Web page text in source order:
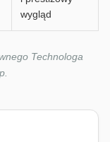
wygląd
Technologa